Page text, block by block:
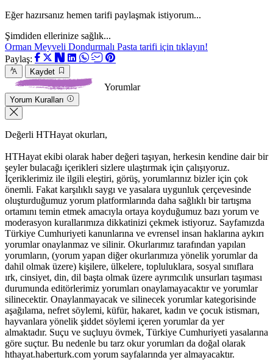
Eğer hazırsanız hemen tarifi paylaşmak istiyorum...
Şimdiden ellerinize sağlık...
Orman Meyveli Dondurmalı Pasta tarifi için tıklayın!
Paylaş:
Kaydet
Yorumlar
Yorum Kuralları
Değerli HTHayat okurları,
HTHayat ekibi olarak haber değeri taşıyan, herkesin kendine dair bir
şeyler bulacağı içerikleri sizlere ulaştırmak için çalışıyoruz.
İçeriklerimiz ile ilgili eleştiri, görüş, yorumlarınız bizler için çok
önemli. Fakat karşılıklı saygı ve yasalara uygunluk çerçevesinde
oluşturduğumuz yorum platformlarında daha sağlıklı bir tartışma
ortamını temin etmek amacıyla ortaya koyduğumuz bazı yorum ve
moderasyon kurallarımıza dikkatinizi çekmek istiyoruz. Sayfamızda
Türkiye Cumhuriyeti kanunlarına ve evrensel insan haklarına aykırı
yorumlar onaylanmaz ve silinir. Okurlarımız tarafından yapılan
yorumların, (yorum yapan diğer okurlarımıza yönelik yorumlar da
dahil olmak üzere) kişilere, ülkelere, topluluklara, sosyal sınıflara
ırk, cinsiyet, din, dil başta olmak üzere ayrımcılık unsurları taşıması
durumunda editörlerimiz yorumları onaylamayacaktır ve yorumlar
silinecektir. Onaylanmayacak ve silinecek yorumlar kategorisinde
aşağılama, nefret söylemi, küfür, hakaret, kadın ve çocuk istismarı,
hayvanlara yönelik şiddet söylemi içeren yorumlar da yer
almaktadır. Suçu ve suçluyu övmek, Türkiye Cumhuriyeti yasalarına
göre suçtur. Bu nedenle bu tarz okur yorumları da doğal olarak
hthayat.haberturk.com yorum sayfalarında yer almayacaktır.